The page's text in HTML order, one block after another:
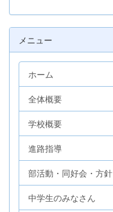
メニュー
ホーム
全体概要
学校概要
進路指導
部活動・同好会・方針
中学生のみなさん